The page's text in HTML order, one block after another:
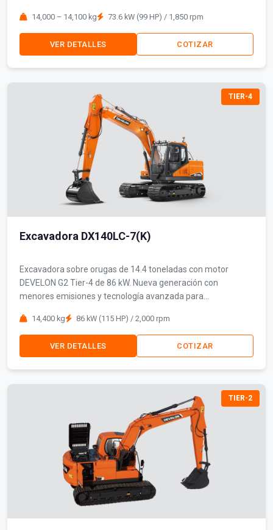
14,000 – 14,100 kg 73.6 kW (99 HP) / 1,850 rpm
VER DETALLES COTIZAR
TIER-4
Excavadora DX140LC-7(K)
Excavadora sobre orugas de 14.4 toneladas con motor
DEVELON G2 Tier-4 de 86 kW. Nueva generación con
menores emisiones y tecnología avanzada para
14,400 kg 86 kW (115 HP) / 2,000 rpm
VER DETALLES COTIZAR
TIER-2